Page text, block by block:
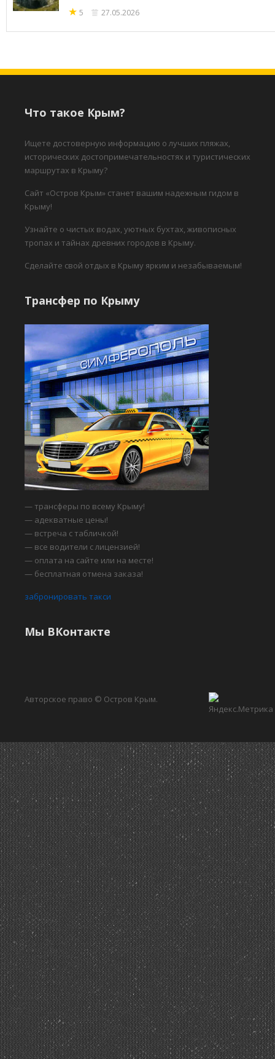
★ 5 27.05.2026
Что такое Крым?
Ищете достоверную информацию о лучших пляжах,
исторических достопримечательностях и туристических
маршрутах в Крыму?
Сайт «Остров Крым» станет вашим надежным гидом в
Крыму!
Узнайте о чистых водах, уютных бухтах, живописных
тропах и тайнах древних городов в Крыму.
Сделайте свой отдых в Крыму ярким и незабываемым!
Трансфер по Крыму
— трансферы по всему Крыму!
— адекватные цены!
— встреча с табличкой!
— все водители с лицензией!
— оплата на сайте или на месте!
— бесплатная отмена заказа!
забронировать такси
Мы ВКонтакте
Авторское право © Остров Крым.